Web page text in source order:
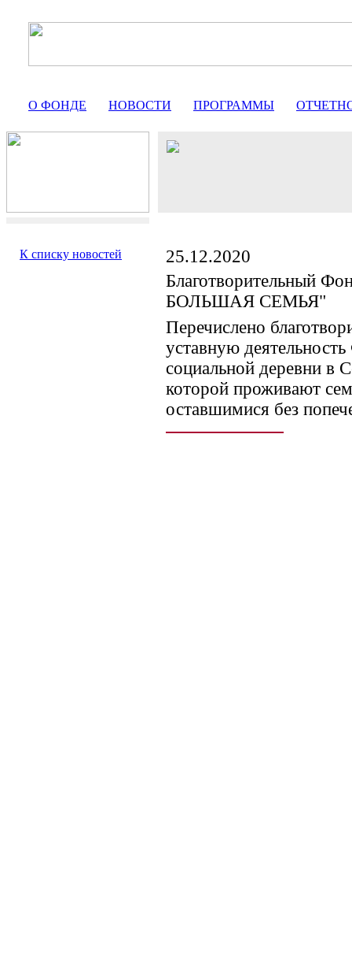
О ФОНДЕ НОВОСТИ ПРОГРАММЫ
К списку новостей
25.12.2020
Благотворительный
БОЛЬШАЯ СЕМЬЯ"
Перечислено
уставную
социальной деревни в
которой проживают
оставшимися без